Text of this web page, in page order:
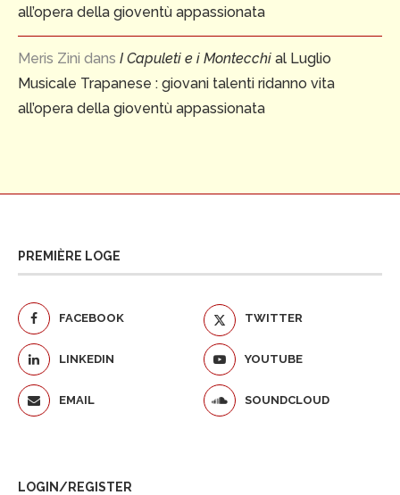
all’opera della gioventù appassionata
Meris Zini dans I Capuleti e i Montecchi al Luglio
Musicale Trapanese : giovani talenti ridanno vita
all’opera della gioventù appassionata
PREMIÈRE LOGE
FACEBOOK TWITTER
LINKEDIN YOUTUBE
EMAIL SOUNDCLOUD
LOGIN/REGISTER